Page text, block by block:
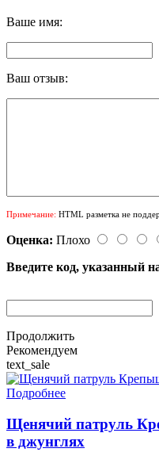
Ваше имя:
Ваш отзыв:
Примечание: HTML разметка не
Оценка: Плохо
Введите код, указанный
Продолжить
Рекомендуем
text_sale
Подробнее
Щенячий патруль
в джунглях